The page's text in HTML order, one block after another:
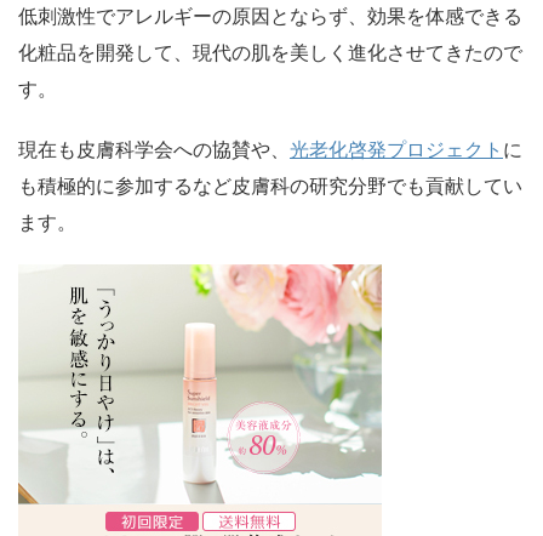
低刺激性でアレルギーの原因とならず、効果を体感できる
化粧品を開発して、現代の肌を美しく進化させてきたので
す。
現在も皮膚科学会への協賛や、 光老化啓発プロジェクト に
も積極的に参加するなど皮膚科の研究分野でも貢献してい
ます。